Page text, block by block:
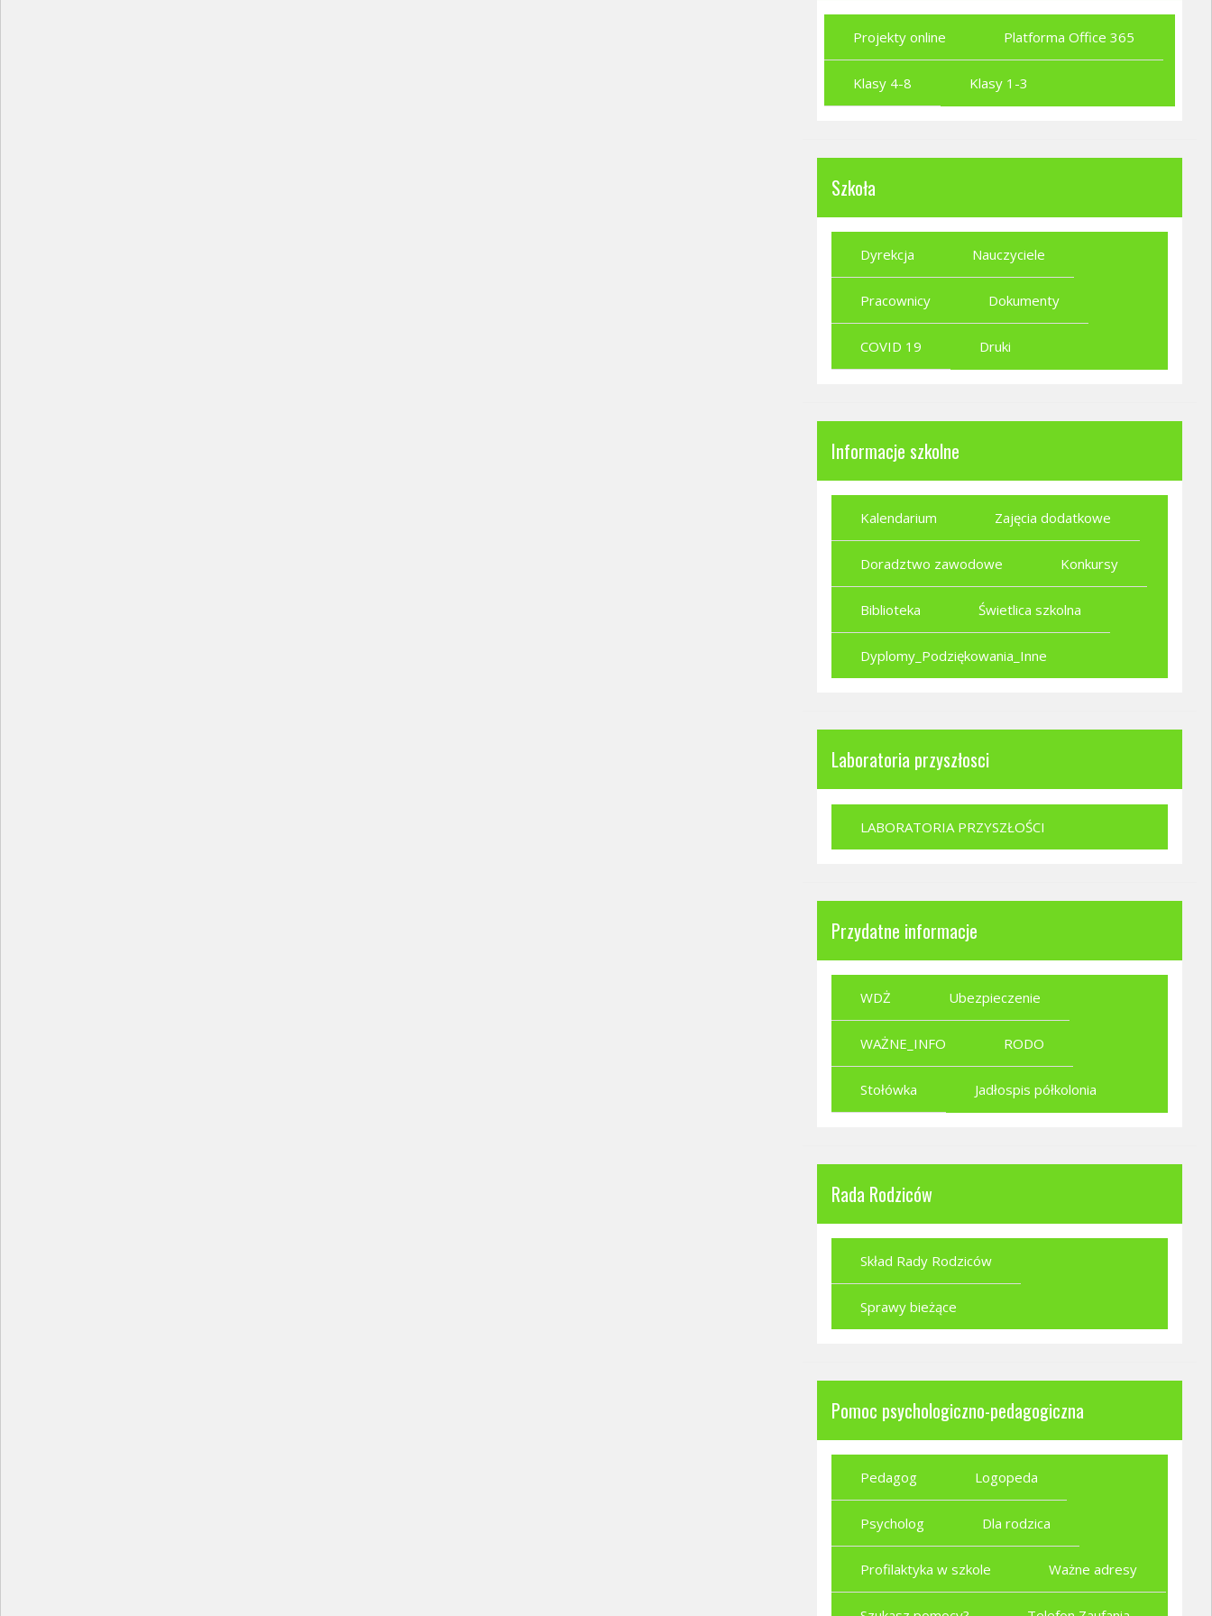
Projekty online Platforma Office 365
Klasy 4-8 Klasy 1-3
Szkoła
Dyrekcja Nauczyciele
Pracownicy Dokumenty
COVID 19 Druki
Informacje szkolne
Kalendarium Zajęcia dodatkowe
Doradztwo zawodowe Konkursy
Biblioteka Świetlica szkolna
Dyplomy_Podziękowania_Inne
Laboratoria przyszłosci
LABORATORIA PRZYSZŁOŚCI
Przydatne informacje
WDŻ Ubezpieczenie
WAŻNE_INFO RODO
Stołówka Jadłospis półkolonia
Rada Rodziców
Skład Rady Rodziców
Sprawy bieżące
Pomoc psychologiczno-pedagogiczna
Pedagog Logopeda
Psycholog Dla rodzica
Profilaktyka w szkole Ważne adresy